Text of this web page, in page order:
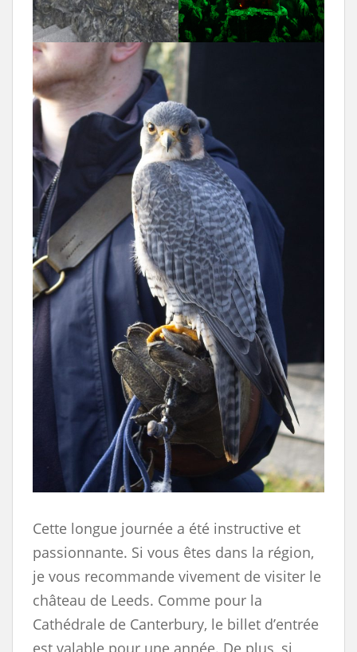
Cette longue journée a été instructive et
passionnante. Si vous êtes dans la région,
je vous recommande vivement de visiter le
château de Leeds. Comme pour la
Cathédrale de Canterbury, le billet d’entrée
est valable pour une année. De plus, si